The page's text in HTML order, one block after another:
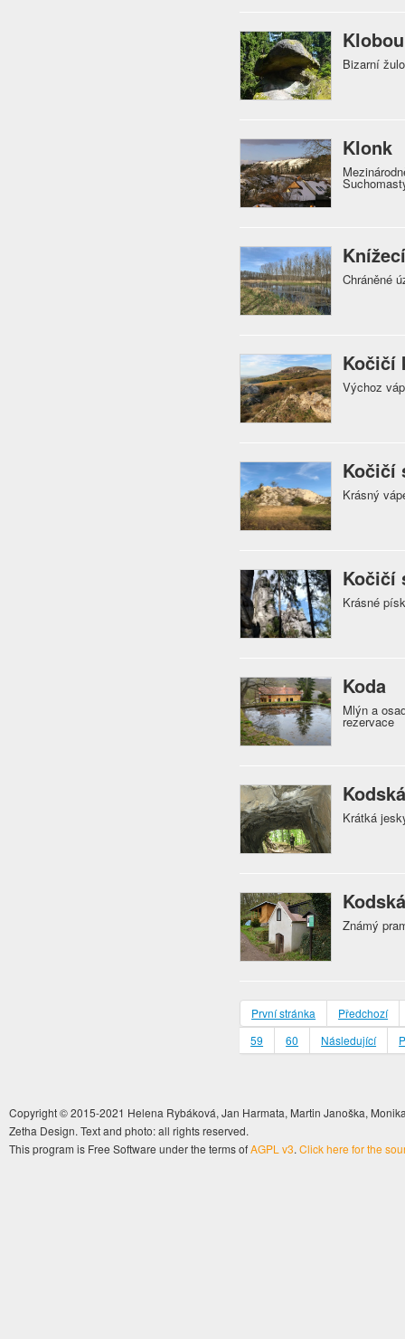
Bizarní
Klonk
Chráněné
Kočičí
Výchoz
Kočičí
Krásný
Kočičí
Krásné
Koda
Mlýn a
rezervace
Krátká
Známý
První stránka
Předchozí
59
60 Následující
Copyright © 2015-2021 Helena Rybáková, Jan Harmata, Martin Janoška,
Zetha Design. Text and photo: all rights reserved.
This program is Free Software under the terms ofAGPL v3. Click here for the